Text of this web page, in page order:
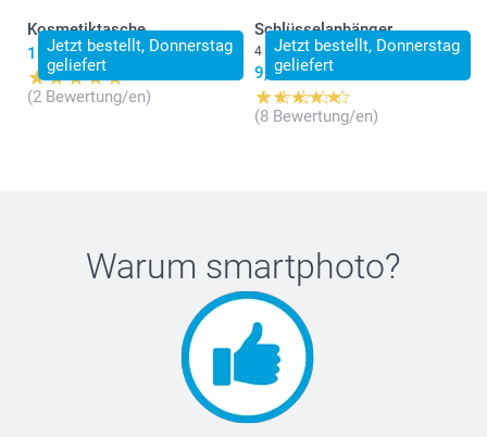
Jetzt bestellt, Donnerstag
geliefert
Kosmetiktasche
13,95
(2 Bewertung/en)
Jetzt bestellt, Donnerstag
geliefert
Schlüsselanhänger
4 Varianten
9,90
(8 Bewertung/en)
Warum smartphoto?